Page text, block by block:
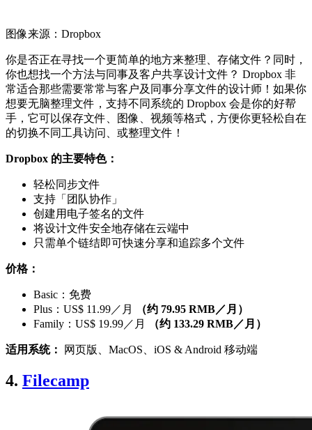
图像来源：Dropbox
你是否正在寻找一个更简单的地方来整理、存储文件？同时，
你也想找一个方法与同事及客户共享设计文件？ Dropbox 非
常适合那些需要常常与客户及同事分享文件的设计师！如果你
想要无脑整理文件，支持不同系统的 Dropbox 会是你的好帮
手，它可以保存文件、图像、视频等格式，方便你更轻松自在
的切换不同工具访问、或整理文件！
Dropbox 的主要特色：
轻松同步文件
支持「团队协作」
创建用电子签名的文件
将设计文件安全地存储在云端中
只需单个链结即可快速分享和追踪多个文件
价格：
Basic：免费
Plus：US$ 11.99／月
（约 79.95 RMB／月）
Family：US$ 19.99／月
（约 133.29 RMB／月）
适用系统： 网页版、MacOS、iOS & Android 移动端
4. Filecamp